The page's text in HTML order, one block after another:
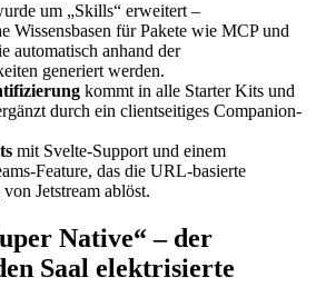
um „Skills“ erweitert –
Wissensbasen für Pakete wie MCP und
automatisch anhand der
generiert werden.
kommt in alle Starter Kits und
durch ein clientseitiges Companion-
mit Svelte-Support und einem
Feature, das die URL-basierte
Jetstream ablöst.
Native“ – der
Saal elektrisierte